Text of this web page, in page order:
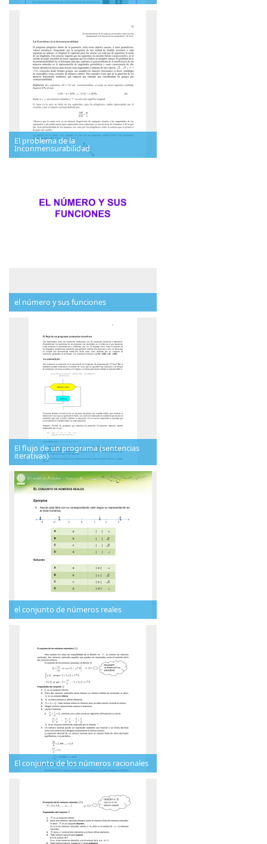
El problema de la
Inconmensurabilidad
el número y sus funciones
El flujo de un programa (sentencias
iterativas)
el conjunto de números reales
El conjunto de los números racionales